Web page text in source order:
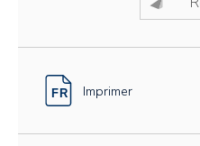
Imprimer